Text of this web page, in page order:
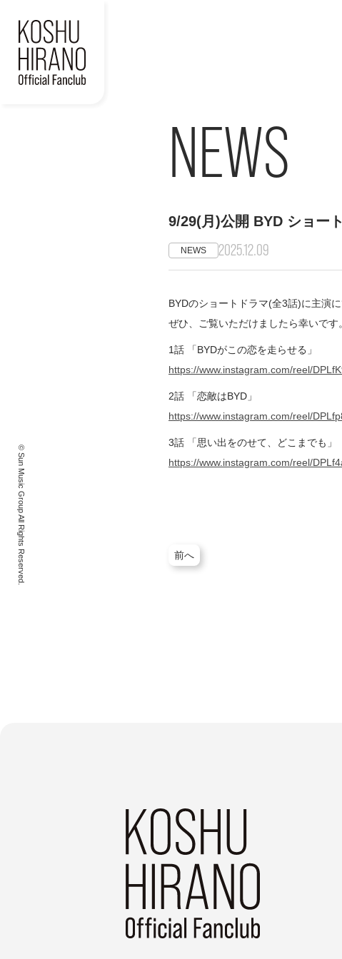
© Sun Music Group All Rights Reserved.
NEWS
9/29(月)公開 BYD ショー
NEWS 2025.12.09
BYDのショートドラマ(全3話)に主演
ぜひ、ご覧いただけましたら幸いです。
1話 「BYDがこの恋を走らせる」
https://www.instagram.com/reel/
2話 「恋敵はBYD」
https://www.instagram.com/reel/
3話 「思い出をのせて、どこまでも」
https://www.instagram.com/reel/
前へ